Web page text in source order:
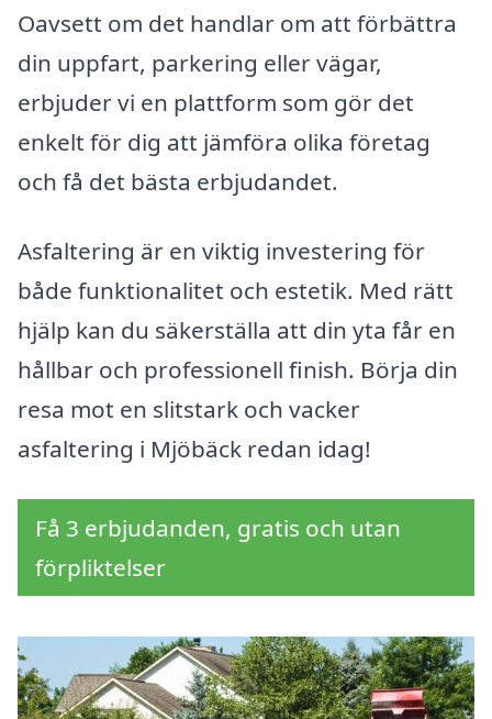
Oavsett om det handlar om att förbättra
din uppfart, parkering eller vägar,
erbjuder vi en plattform som gör det
enkelt för dig att jämföra olika företag
och få det bästa erbjudandet.
Asfaltering är en viktig investering för
både funktionalitet och estetik. Med rätt
hjälp kan du säkerställa att din yta får en
hållbar och professionell finish. Börja din
resa mot en slitstark och vacker
asfaltering i Mjöbäck redan idag!
Få 3 erbjudanden, gratis och utan
förpliktelser